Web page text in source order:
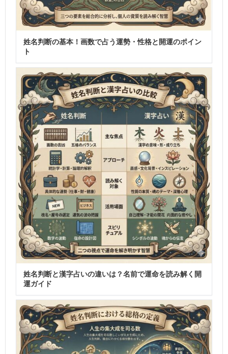
姓名判断の基本！画数で占う運勢・性格と開運のポイン
ト
姓名判断と漢字占いの違いは？名前で運命を読み解く開
運ガイド